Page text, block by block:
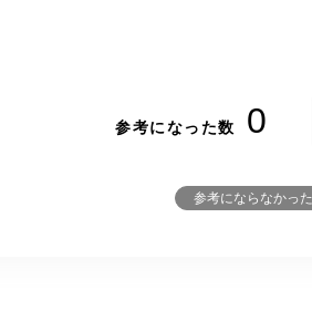
参考になった数 0
参考にならなかった